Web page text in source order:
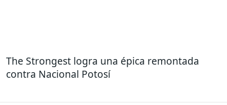
The Strongest logra una épica remontada
contra Nacional Potosí